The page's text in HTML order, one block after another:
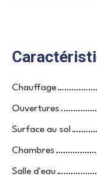
Chauffage
Ouvertures
Surface au sol
Chambres
Salle d'eau